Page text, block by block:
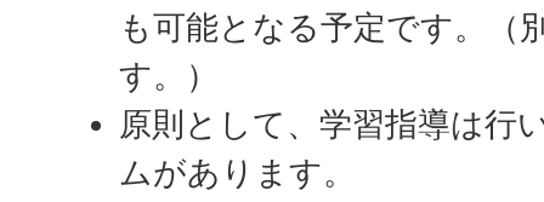
も可能となる予定です。（
す。）
原則として、学習指導は行
ムがあります。